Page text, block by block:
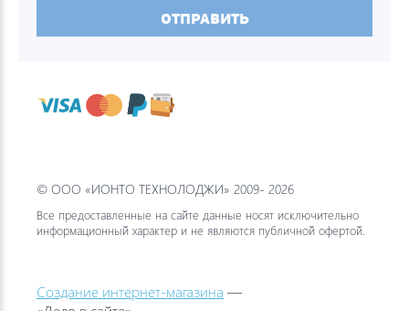
ОТПРАВИТЬ
© ООО «ИОНТО ТЕХНОЛОДЖИ» 2009- 2026
Все предоставленные на сайте данные носят исключительно
информационный характер и не являются публичной офертой.
Создание интернет-магазина —